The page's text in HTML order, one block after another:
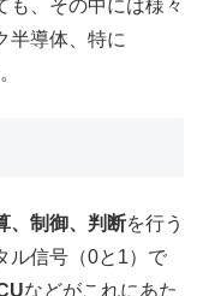
、その中には様々
半導体、特に
、制御、判断を行う
ル信号（0と1）で
などがこれにあた